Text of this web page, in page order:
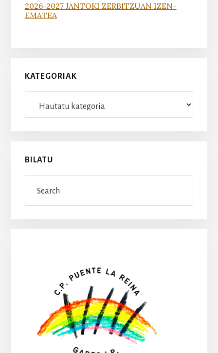
2026-2027 JANTOKI ZERBITZUAN IZEN-
EMATEA
KATEGORIAK
BILATU